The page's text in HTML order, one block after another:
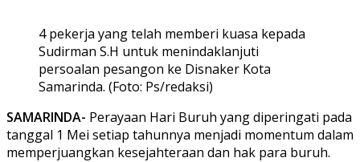
4 pekerja yang telah memberi kuasa kepada
Sudirman S.H untuk menindaklanjuti
persoalan pesangon ke Disnaker Kota
Samarinda. (Foto: Ps/redaksi)
SAMARINDA- Perayaan Hari Buruh yang diperingati pada
tanggal 1 Mei setiap tahunnya menjadi momentum dalam
memperjuangkan kesejahteraan dan hak para buruh.